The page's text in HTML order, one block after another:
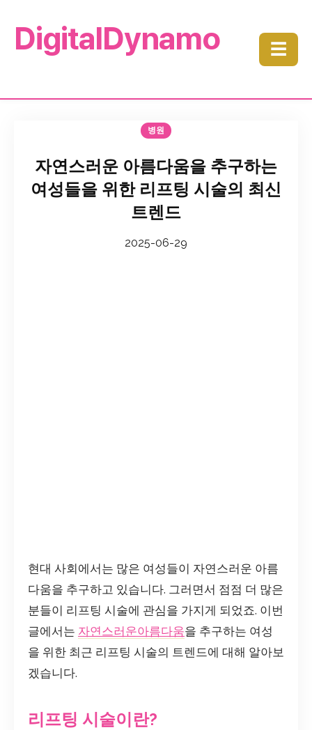
DigitalDynamo ☰
병원
자연스러운 아름다움을 추구하는
여성들을 위한 리프팅 시술의 최신
트렌드
2025-06-29
현대 사회에서는 많은 여성들이 자연스러운 아름
다움을 추구하고 있습니다. 그러면서 점점 더 많은
분들이 리프팅 시술에 관심을 가지게 되었죠. 이번
글에서는 자연스러운아름다움을 추구하는 여성
을 위한 최근 리프팅 시술의 트렌드에 대해 알아보
겠습니다.
리프팅 시술이란?